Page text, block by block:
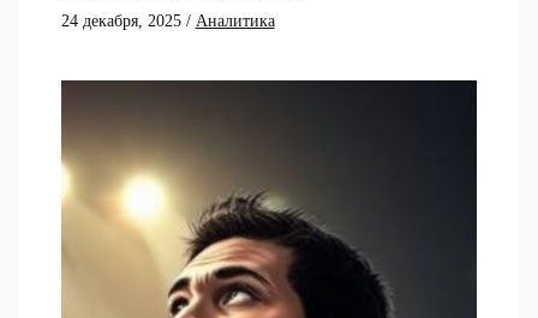
24 декабря, 2025 / Аналитика